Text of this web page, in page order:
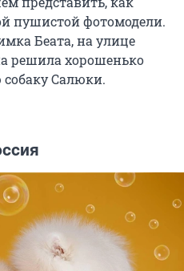
пушистой фотомодели.
Беата, на улице
решила хорошенько
Салюки.